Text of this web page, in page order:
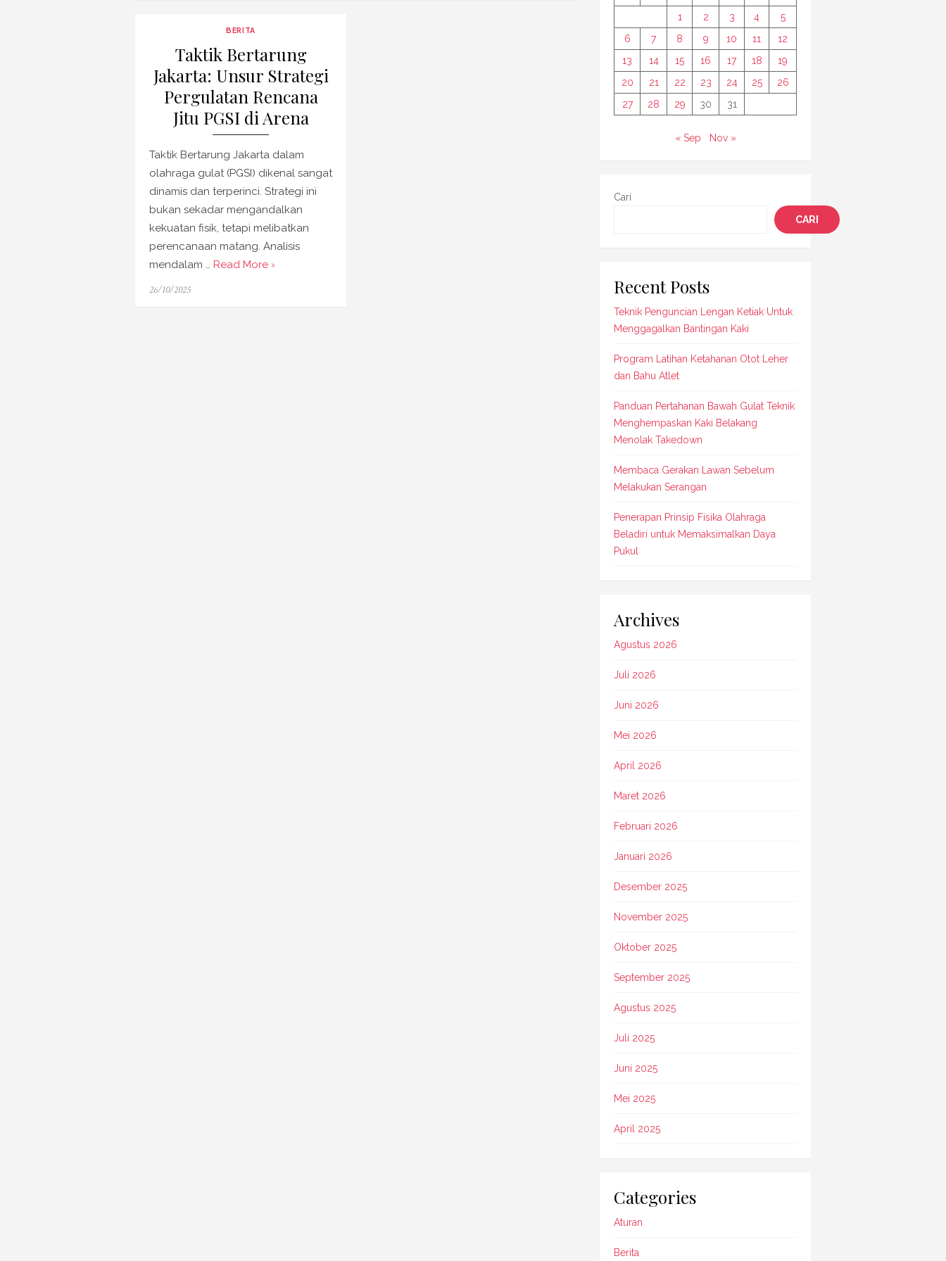
BERITA
Taktik Bertarung
Jakarta: Unsur Strategi
Pergulatan Rencana
Jitu PGSI di Arena
Taktik Bertarung Jakarta dalam
olahraga gulat (PGSI) dikenal sangat
dinamis dan terperinci. Strategi ini
bukan sekadar mengandalkan
kekuatan fisik, tetapi melibatkan
perencanaan matang. Analisis
mendalam … Read More ›
Posted
26/10/2025
1
2 3 4
5
6
7 8 9 10 11
12
13
14 15 16 17 18
19
20
21 22 23 24 25
26
27
28 29 30 31
« Sep Nov »
Cari
CARI
Recent Posts
Teknik Penguncian Lengan Ketiak Untuk
Menggagalkan Bantingan Kaki
Program Latihan Ketahanan Otot Leher
dan Bahu Atlet
Panduan Pertahanan Bawah Gulat Teknik
Menghempaskan Kaki Belakang
Menolak Takedown
Membaca Gerakan Lawan Sebelum
Melakukan Serangan
Penerapan Prinsip Fisika Olahraga
Beladiri untuk Memaksimalkan Daya
Pukul
Archives
Agustus 2026
Juli 2026
Juni 2026
Mei 2026
April 2026
Maret 2026
Februari 2026
Januari 2026
Desember 2025
November 2025
Oktober 2025
September 2025
Agustus 2025
Juli 2025
Juni 2025
Mei 2025
April 2025
Categories
Aturan
Berita